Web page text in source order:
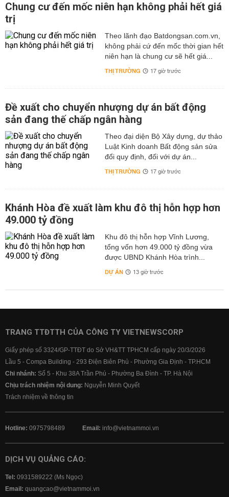
Chung cư đến mốc niên hạn không phải hết giá
trị
Theo lãnh đạo Batdongsan.com.vn,
không phải cứ đến mốc thời gian hết
niên hạn là chung cư sẽ hết giá...
THỊ TRƯỜNG 17 giờ trước
Đề xuất cho chuyển nhượng dự án bất động
sản đang thế chấp ngân hàng
Theo đại diện Bộ Xây dựng, dự thảo
Luật Kinh doanh Bất động sản sửa
đổi quy định, đối với dự án...
THỊ TRƯỜNG 17 giờ trước
Khánh Hòa đề xuất làm khu đô thị hỗn hợp hơn
49.000 tỷ đồng
Khu đô thị hỗn hợp Vĩnh Lương,
tổng vốn hơn 49.000 tỷ đồng vừa
được UBND Khánh Hòa trình...
DỰ ÁN 13 giờ trước
TRANG TTĐTTH CỦA CÔNG TY VIETNEWSCORP
Giấy phép số 3324/GP-TTĐT do Sở VH&TT TPHCM cấp ngày 20/3/2026
Lầu 5 - Compa Building - 293 Điện Biên Phủ - Phường Gia Định - TP.HCM
Chi nhánh: Số 5 - Khu 38A Trần Phú - Phường Ba Đình - TP. Hà Nội
Chịu trách nhiệm nội dung: Nguyễn Minh Quyết
Trách nhiệm về thông tin
Hotline: 0975798489 Email: info@vietnammoi.vn
DỊCH VỤ QUẢNG CÁO:
Tel: 0931589222 (Ms Ngọc)
Email: quangcao@vietnammoi.vn